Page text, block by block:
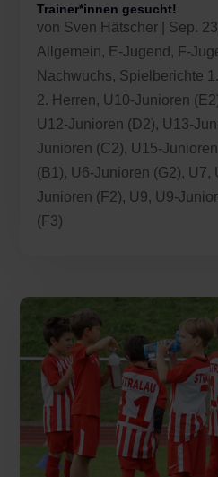
Trainer*innen gesucht!
von Sven Hätscher Sep.
Allgemein, E-Jugend , F-
Nachwuchs, Spielberichte
2. Herren, U10-Junioren
U12-Junioren (D2), U13-
Junioren (C2), U15-
(B1), U6-Junioren (G2), U7,
Junioren (F2), U9, U9-
(F3)